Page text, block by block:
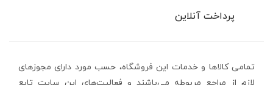
پرداخت آنلاین
تمامی كالاها و خدمات اين فروشگاه، حسب مورد دارای مجوزهای